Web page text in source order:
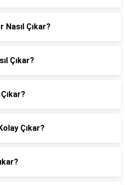
Çıkar?
Çıkar?
Çıkar?